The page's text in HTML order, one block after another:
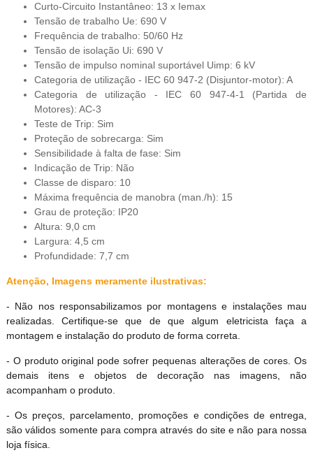
Curto-Circuito Instantâneo: 13 x Iemax
Tensão de trabalho Ue: 690 V
Frequência de trabalho: 50/60 Hz
Tensão de isolação Ui: 690 V
Tensão de impulso nominal suportável Uimp: 6 kV
Categoria de utilização - IEC 60 947-2 (Disjuntor-motor): A
Categoria de utilização - IEC 60 947-4-1 (Partida de
Motores): AC-3
Teste de Trip: Sim
Proteção de sobrecarga: Sim
Sensibilidade à falta de fase: Sim
Indicação de Trip: Não
Classe de disparo: 10
Máxima frequência de manobra (man./h): 15
Grau de proteção: IP20
Altura: 9,0 cm
Largura: 4,5 cm
Profundidade: 7,7 cm
Atenção, Imagens meramente ilustrativas:
- Não nos responsabilizamos por montagens e instalações mau
realizadas. Certifique-se que de que algum eletricista faça a
montagem e instalação do produto de forma correta.
- O produto original pode sofrer pequenas alterações de cores. Os
demais itens e objetos de decoração nas imagens, não
acompanham o produto.
- Os preços, parcelamento, promoções e condições de entrega,
são válidos somente para compra através do site e não para nossa
loja física.